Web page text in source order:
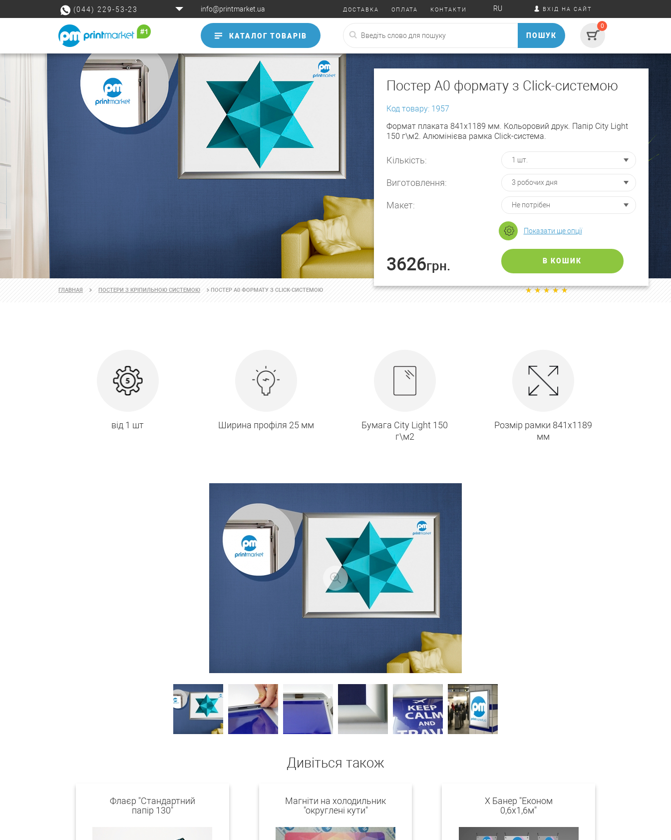
(044) 229-53-23 info@printmarket.ua ДОСТАВКА ОПЛАТА КОНТАКТИ RU ВХІД НА САЙТ
КАТАЛОГ ТОВАРІВ ПОШУК
0
Постер А0 формату з Click-системою
Код товару: 1957
Формат плаката 841х1189 мм. Кольоровий друк. Папір City Light
150 г\м2. Алюмінієва рамка Click-система.
Кількість:
Виготовлення:
Макет:
Показати ще опції
3626грн. В КОШИК
ГЛАВНАЯ ПОСТЕРИ З КРІПИЛЬНОЮ СИСТЕМОЮ ПОСТЕР А0 ФОРМАТУ З CLICK-СИСТЕМОЮ
від 1 шт Ширина профіля 25 мм
Бумага City Light 150
г\м2
Розмір рамки 841х1189
мм
Дивіться також
Флаєр "Стандартний
папір 130"
Магніти на холодильник
"округлені кути"
Х Банер "Економ
0,6х1,6м"